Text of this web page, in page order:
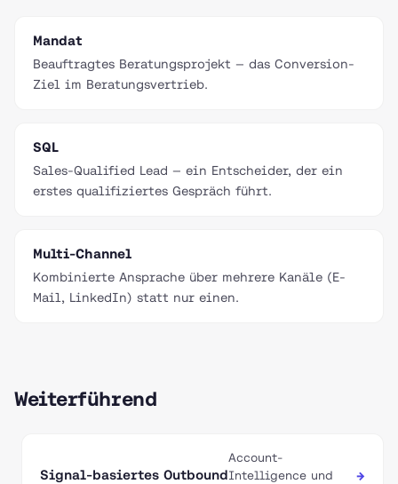
Mandat
Beauftragtes Beratungsprojekt — das Conversion-
Ziel im Beratungsvertrieb.
SQL
Sales-Qualified Lead — ein Entscheider, der ein
erstes qualifiziertes Gespräch führt.
Multi-Channel
Kombinierte Ansprache über mehrere Kanäle (E-
Mail, LinkedIn) statt nur einen.
Weiterführend
Signal-basiertes Outbound
Account-
Intelligence und
→